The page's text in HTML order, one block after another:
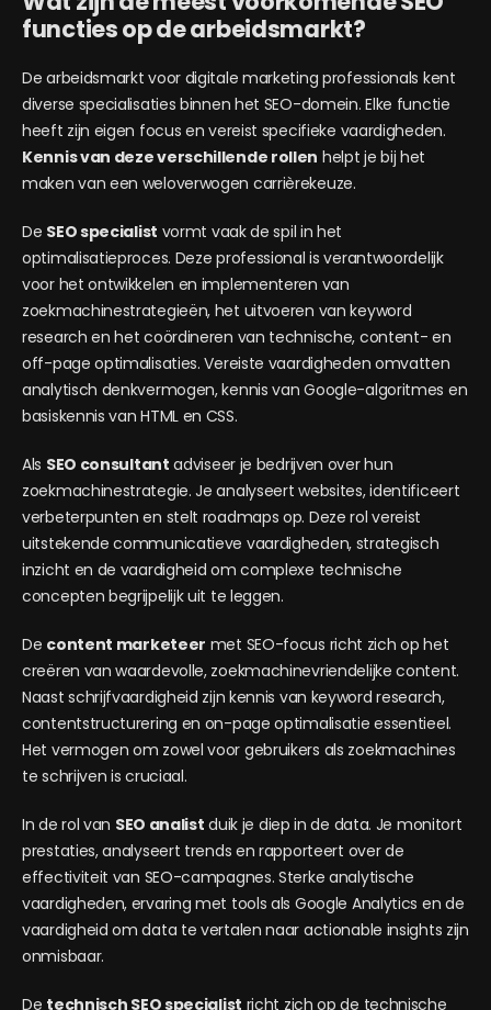
functies op de arbeidsmarkt?
De arbeidsmarkt voor digitale marketing professionals kent
diverse specialisaties binnen het SEO-domein. Elke functie
heeft zijn eigen focus en vereist specifieke vaardigheden.
Kennis van deze verschillende rollen helpt je bij het
maken van een weloverwogen carrièrekeuze.
De SEO specialist vormt vaak de spil in het
optimalisatieproces. Deze professional is verantwoordelijk
voor het ontwikkelen en implementeren van
zoekmachinestrategieën, het uitvoeren van keyword
research en het coördineren van technische, content- en
off-page optimalisaties. Vereiste vaardigheden omvatten
analytisch denkvermogen, kennis van Google-algoritmes en
basiskennis van HTML en CSS.
Als SEO consultant adviseer je bedrijven over hun
zoekmachinestrategie. Je analyseert websites, identificeert
verbeterpunten en stelt roadmaps op. Deze rol vereist
uitstekende communicatieve vaardigheden, strategisch
inzicht en de vaardigheid om complexe technische
concepten begrijpelijk uit te leggen.
De content marketeer met SEO-focus richt zich op het
creëren van waardevolle, zoekmachinevriendelijke content.
Naast schrijfvaardigheid zijn kennis van keyword research,
contentstructurering en on-page optimalisatie essentieel.
Het vermogen om zowel voor gebruikers als zoekmachines
te schrijven is cruciaal.
In de rol van SEO analist duik je diep in de data. Je monitort
prestaties, analyseert trends en rapporteert over de
effectiviteit van SEO-campagnes. Sterke analytische
vaardigheden, ervaring met tools als Google Analytics en de
vaardigheid om data te vertalen naar actionable insights zijn
onmisbaar.
De technisch SEO specialist richt zich op de technische